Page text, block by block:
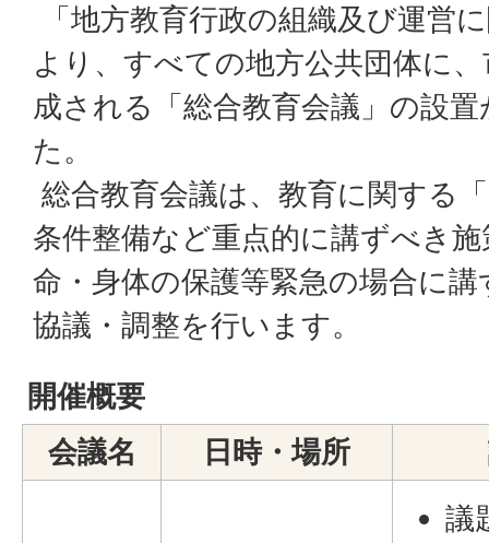
「地方教育行政の組織及び運営
より、すべての地方公共団体に
成される「総合教育会議」の設
た。
総合教育会議は、教育に関する
条件整備など重点的に講ずべき
命・身体の保護等緊急の場合に
協議・調整を行います。
開催概要
会議名
日時・場所
議